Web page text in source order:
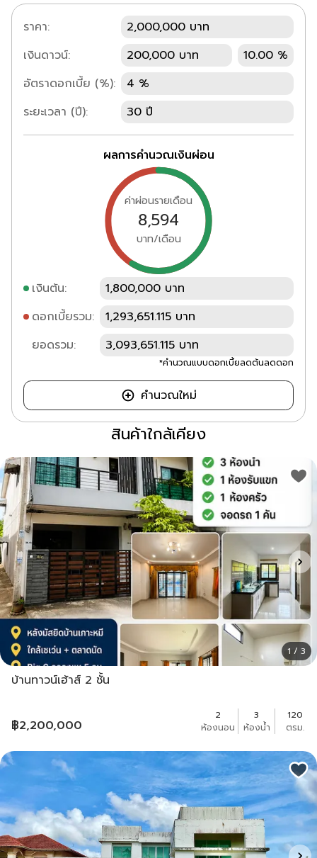
ราคา:
2,000,000 บาท
เงินดาวน์:
200,000 บาท
10.00 %
อัตราดอกเบี้ย (%):
4 %
ระยะเวลา (ปี):
30 ปี
ผลการคำนวณเงินผ่อน
ค่าผ่อนรายเดือน
8,594
บาท/เดือน
เงินต้น:
1,800,000 บาท
ดอกเบี้ยรวม:
1,293,651.115 บาท
ยอดรวม:
3,093,651.115 บาท
*คำนวณแบบดอกเบี้ยลดต้นลดดอก
คำนวณใหม่
สินค้าใกล้เคียง
1 / 3
บ้านทาวน์เฮ้าส์ 2 ชั้น
฿2,200,000
2
ห้องนอน
3
ห้องน้ำ
120
ตรม.